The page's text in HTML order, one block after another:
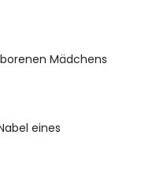
Mädchens
eines